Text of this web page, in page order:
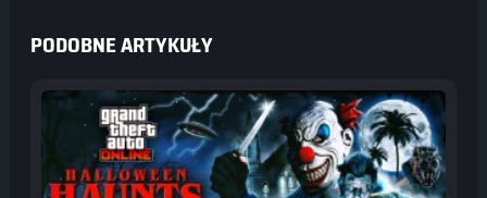
PODOBNE ARTYKUŁY